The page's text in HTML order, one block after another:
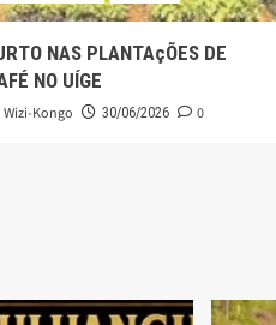
NAS PLANTAçÕES DE
NO UÍGE
Wizi-Kongo 30/06/2026 0